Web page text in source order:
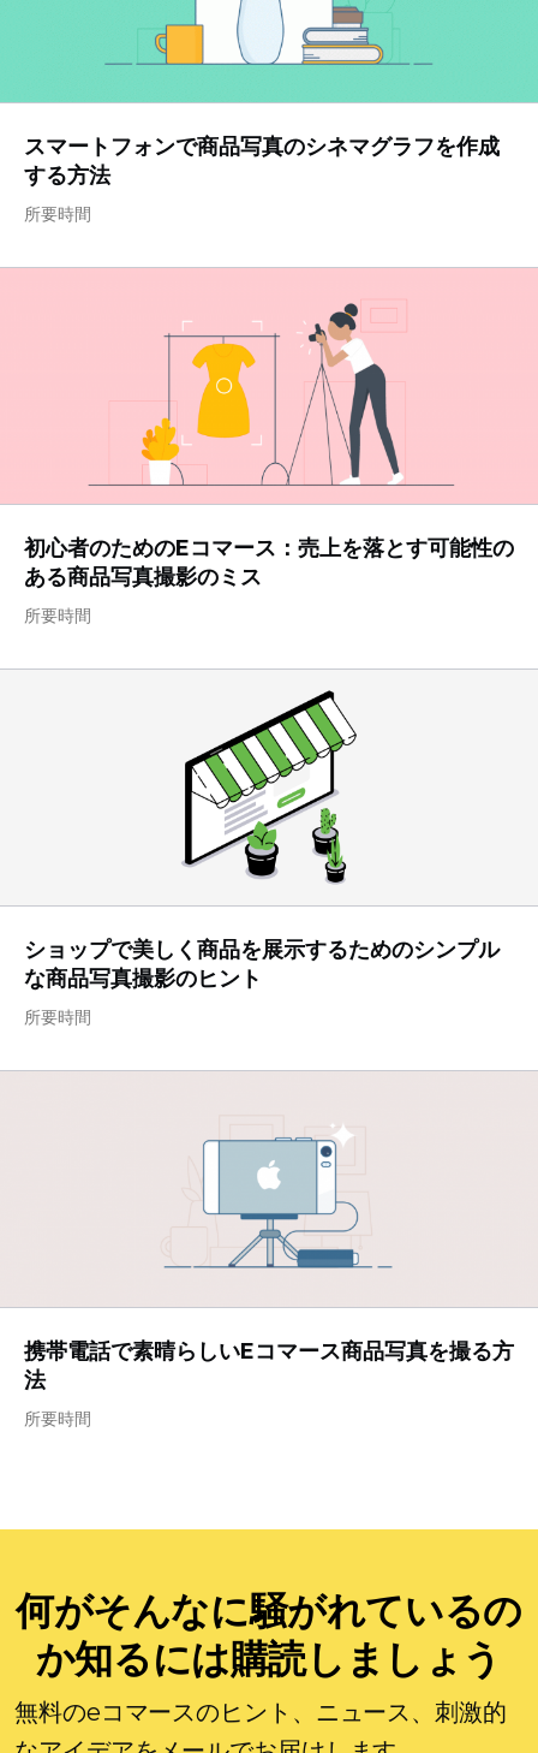
スマートフォンで商品写真のシネマグラフを作成
する方法
所要時間
初心者のためのEコマース：売上を落とす可能性の
ある商品写真撮影のミス
所要時間
ショップで美しく商品を展示するためのシンプル
な商品写真撮影のヒント
所要時間
携帯電話で素晴らしいEコマース商品写真を撮る方
法
所要時間
何がそんなに騒がれているの
か知るには購読しましょう
無料のeコマースのヒント、ニュース、刺激的